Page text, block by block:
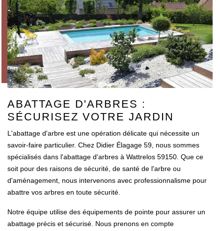
ABATTAGE D'ARBRES :
SÉCURISEZ VOTRE JARDIN
L'abattage d'arbre est une opération délicate qui nécessite un
savoir-faire particulier. Chez Didier Élagage 59, nous sommes
spécialisés dans l'abattage d'arbres à Wattrelos 59150. Que ce
soit pour des raisons de sécurité, de santé de l'arbre ou
d'aménagement, nous intervenons avec professionnalisme pour
abattre vos arbres en toute sécurité.
Notre équipe utilise des équipements de pointe pour assurer un
abattage précis et sécurisé. Nous prenons en compte